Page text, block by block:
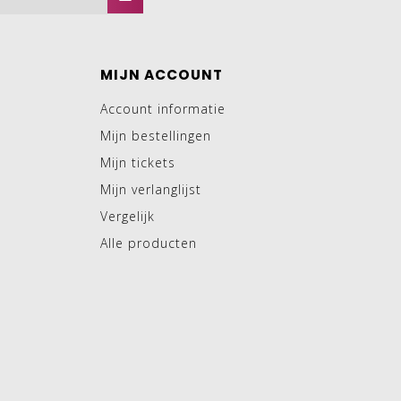
MIJN ACCOUNT
Account informatie
Mijn bestellingen
Mijn tickets
Mijn verlanglijst
Vergelijk
Alle producten